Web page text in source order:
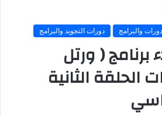
والبرامج دورات التجويد والبرامج
برنامج ( ورتل
الحلقة الثانية